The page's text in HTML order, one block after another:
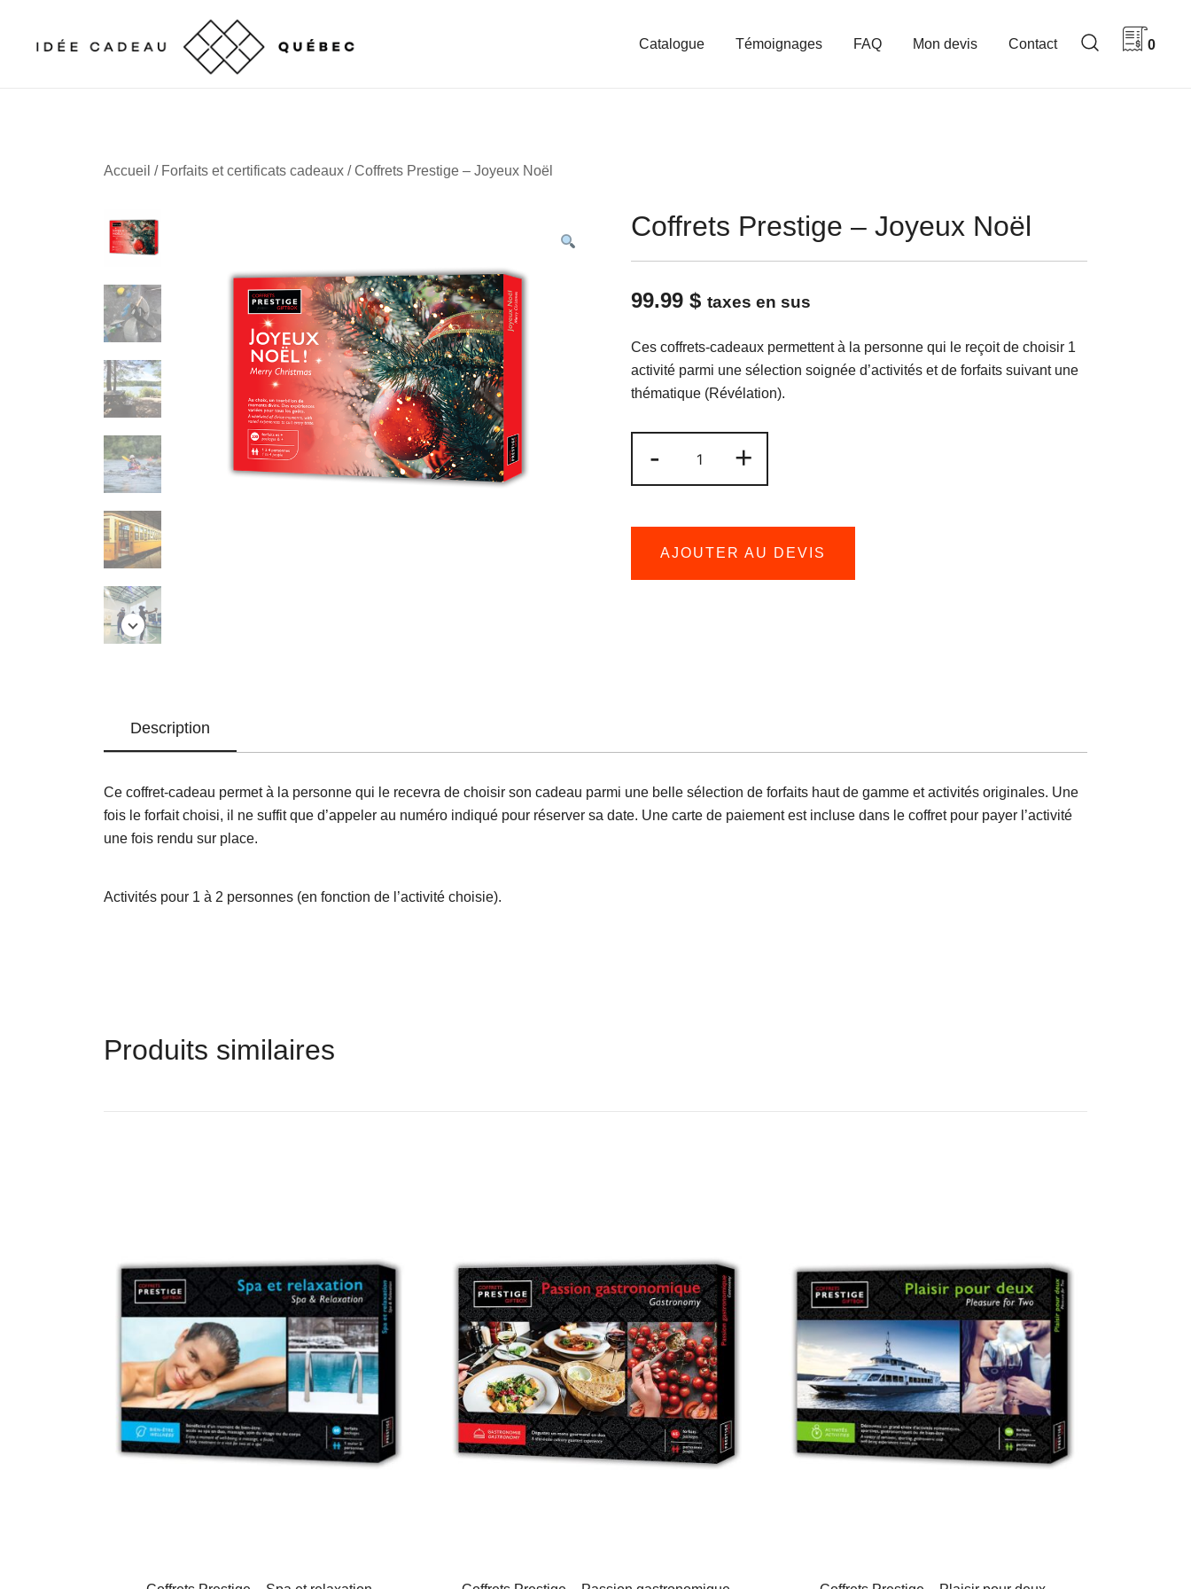
content
Catalogue Témoignages FAQ Mon devis Contact 0
Accueil / Forfaits et certificats cadeaux / Coffrets Prestige – Joyeux Noël
Coffrets Prestige – Joyeux Noël
99.99 $ taxes en sus
Ces coffrets-cadeaux permettent à la personne qui le reçoit de choisir 1
activité parmi une sélection soignée d’activités et de forfaits suivant une
thématique (Révélation).
-
de
Coffrets
Joyeux
Noël
+
AJOUTER AU DEVIS
Description
Ce coffret-cadeau permet à la personne qui le recevra de choisir son cadeau parmi une belle sélection de forfaits haut de gamme et activités originales. Une
fois le forfait choisi, il ne suffit que d’appeler au numéro indiqué pour réserver sa date. Une carte de paiement est incluse dans le coffret pour payer l’activité
une fois rendu sur place.
Activités pour 1 à 2 personnes (en fonction de l’activité choisie).
Produits similaires